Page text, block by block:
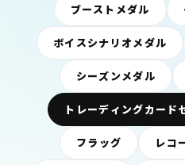
ブーストメダル
ボイスシナリオメダル
シーズンメダル
トレーディングカード
フラッグ レコ